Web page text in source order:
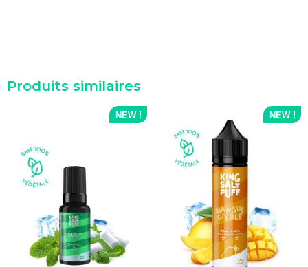
Produits similaires
NEW ! NEW !